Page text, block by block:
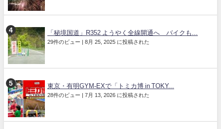
「秘境国道」R352 ようやく全線開通へ バイクも...
29件のビュー | 8月 25, 2025 に投稿された
東京・有明GYM-EXで「トミカ博 in TOKY...
28件のビュー | 7月 13, 2026 に投稿された